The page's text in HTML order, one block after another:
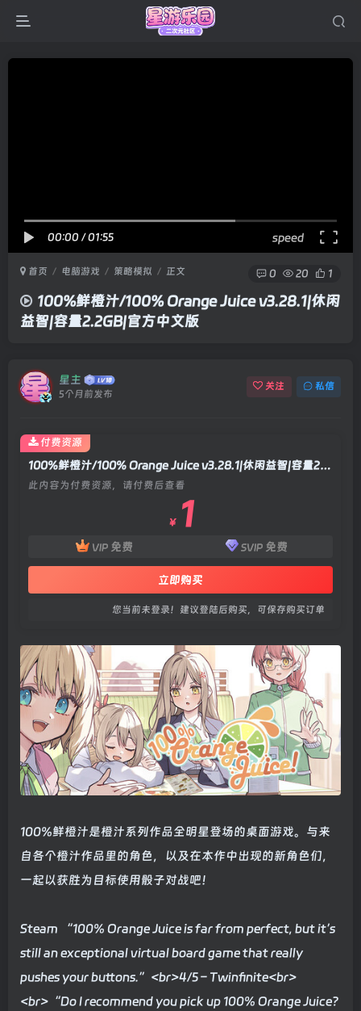
00:00 /01:55 speed
首页 电脑游戏 策略模拟 正文 0 20 1
100%鲜橙汁/100% Orange Juice v3.28.1|休闲
益智|容量2.2GB|官方中文版
星主
5个月前发布
关注 私信
100%鲜橙汁/100% Orange Juice v3.28.1|休闲益智|容量2.2GB|官方中文版
此内容为付费资源，请付费后查看
￥ 1
VIP 免费 SVIP 免费
立即购买
您当前未登录！建议登陆后购买，可保存购买订单
付费资源
100%鲜橙汁是橙汁系列作品全明星登场的桌面游戏。与来
自各个橙汁作品里的角色，以及在本作中出现的新角色们，
一起以获胜为目标使用骰子对战吧！
Steam “100% Orange Juice is far from perfect, but it’s
still an exceptional virtual board game that really
pushes your buttons.”<br>4/5 – Twinfinite<br>
<br>“Do I recommend you pick up 100% Orange Juice?